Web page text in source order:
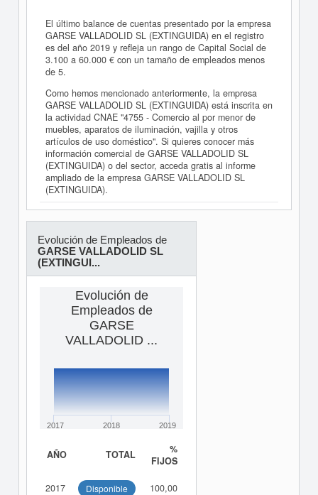
El último balance de cuentas presentado por la empresa
GARSE VALLADOLID SL (EXTINGUIDA) en el registro
es del año 2019 y refleja un rango de Capital Social de
3.100 a 60.000 € con un tamaño de empleados menos
de 5.
Como hemos mencionado anteriormente, la empresa
GARSE VALLADOLID SL (EXTINGUIDA) está inscrita en
la actividad CNAE "4755 - Comercio al por menor de
muebles, aparatos de iluminación, vajilla y otros
artículos de uso doméstico". Si quieres conocer más
información comercial de GARSE VALLADOLID SL
(EXTINGUIDA) o del sector, acceda gratis al informe
ampliado de la empresa GARSE VALLADOLID SL
(EXTINGUIDA).
Evolución de Empleados de
GARSE VALLADOLID SL
(EXTINGUI...
Evolución de
Empleados de
GARSE
VALLADOLID ...
2017 2018 2019
AÑO TOTAL
%
FIJOS
2017 Disponible 100,00